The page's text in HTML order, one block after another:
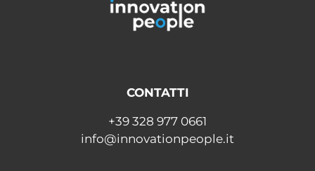
CONTATTI
+39 328 977 0661
info@innovationpeople.it